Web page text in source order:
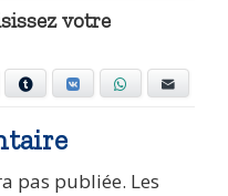
votre
Tumblr VKontakte WhatsApp
pas publiée. Les